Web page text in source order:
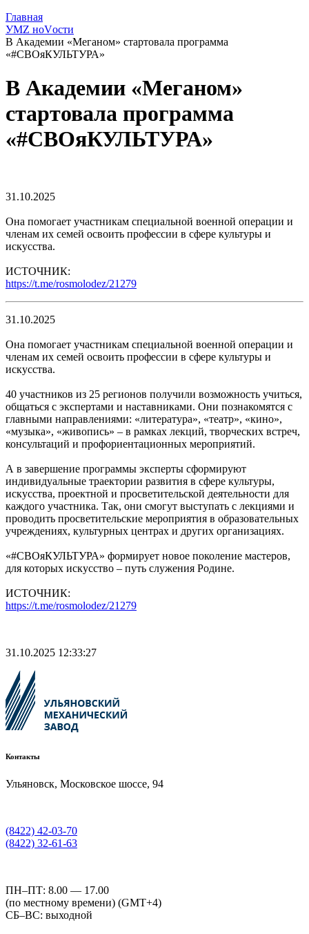
Главная
УМZ ноVости
В Академии «Меганом» стартовала программа
«#СВОяКУЛЬТУРА»
В Академии «Меганом»
стартовала программа
«#СВОяКУЛЬТУРА»
31.10.2025
Она помогает участникам специальной военной операции и
членам их семей освоить профессии в сфере культуры и
искусства.
ИСТОЧНИК:
https://t.me/rosmolodez/21279
31.10.2025
Она помогает участникам специальной военной операции и
членам их семей освоить профессии в сфере культуры и
искусства.
40 участников из 25 регионов получили возможность учиться,
общаться с экспертами и наставниками. Они познакомятся c
главными направлениями: «литература», «театр», «кино»,
«музыка», «живопись» – в рамках лекций, творческих встреч,
консультаций и профориентационных мероприятий.
А в завершение программы эксперты сформируют
индивидуальные траектории развития в сфере культуры,
искусства, проектной и просветительской деятельности для
каждого участника. Так, они смогут выступать с лекциями и
проводить просветительские мероприятия в образовательных
учреждениях, культурных центрах и других организациях.
«#СВОяКУЛЬТУРА» формирует новое поколение мастеров,
для которых искусство – путь служения Родине.
ИСТОЧНИК:
https://t.me/rosmolodez/21279
31.10.2025 12:33:27
Контакты
Ульяновск, Московское шоссе, 94
(8422) 42-03-70
(8422) 32-61-63
ПН–ПТ: 8.00 — 17.00
(по местному времени) (GMT+4)
СБ–ВС: выходной